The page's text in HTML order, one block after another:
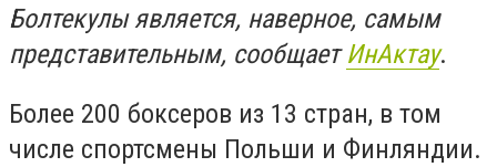
Болтекулы является, наверное, самым
представительным, сообщаетИнАктау.
Более 200 боксеров из 13 стран, в том
числе спортсмены Польши и Финляндии.